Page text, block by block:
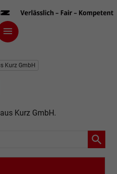
Kurz GmbH
Kurz GmbH.